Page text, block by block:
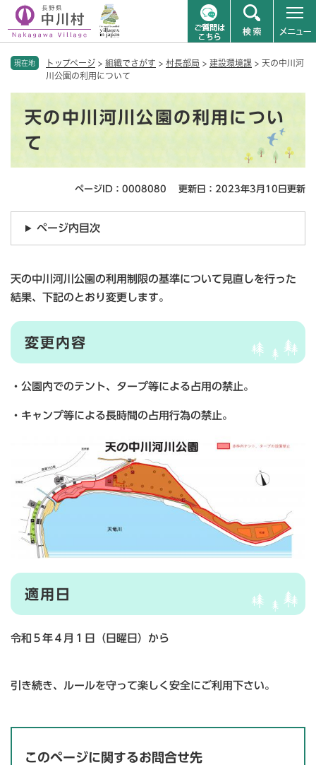
現在地 トップページ > 組織でさがす > 村長部局 > 建設環境課 > 天の中川河
川公園の利用について
天の中川河川公園の利用につい
て
ページID：0008080 更新日：2023年3月10日更新
ページ内目次
天の中川河川公園の利用制限の基準について見直しを行った
結果、下記のとおり変更します。
変更内容
・公園内でのテント、タープ等による占用の禁止。
・キャンプ等による長時間の占用行為の禁止。
適用日
令和５年４月１日（日曜日）から
引き続き、ルールを守って楽しく安全にご利用下さい。
このページに関するお問合せ先